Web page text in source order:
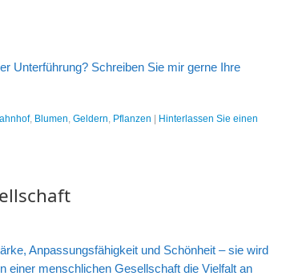
Unterführung? Schreiben Sie mir gerne Ihre
, Blumen, Geldern, Pflanzen
Hinterlassen Sie einen
Anpassungsfähigkeit und Schönheit – sie wird
einer menschlichen Gesellschaft die Vielfalt an